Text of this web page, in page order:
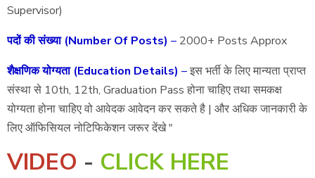
Supervisor)
पदों की संख्या (Number Of Posts) – 2000+ Posts Approx
शैक्षणिक योग्यता (Education Details) –इस भर्ती के लिए मान्यता प्राप्त
संस्था से 10th, 12th, Graduation Pass होना चाहिए तथा समकक्ष
योग्यता होना चाहिए वो आवेदक आवेदन कर सकते है | और अधिक जानकारी के
लिए ऑफिसियल नोटिफिकेशन जरूर देंखे "
VIDEO - CLICK HERE